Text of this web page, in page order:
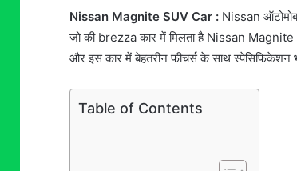
Nissan Magnite SUV Car : Nissan
जो की brezza कार में मिलता है Nissan Magnite
और इस कार में बेहतरीन फीचर्स के साथ स्पेसिफिकेशन
Table of Contents